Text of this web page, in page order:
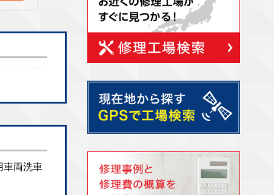
車両洗車